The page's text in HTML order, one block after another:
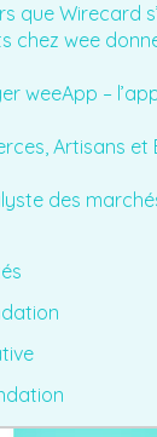
que Wirecard
chez wee
weeApp –
Artisans et
des